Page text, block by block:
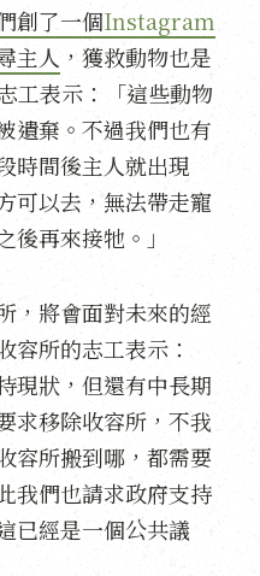
創了一個Instagram
主人 ，獲救動物也是
工表示：「這些動物
遺棄。不過我們也有
時間後主人就出現
可以去，無法帶走寵
再來接牠。」
，將會面對未來的經
容所的志工表示：
現狀，但還有中長期
求移除收容所，不我
容所搬到哪，都需要
我們也請求政府支持
已經是一個公共議